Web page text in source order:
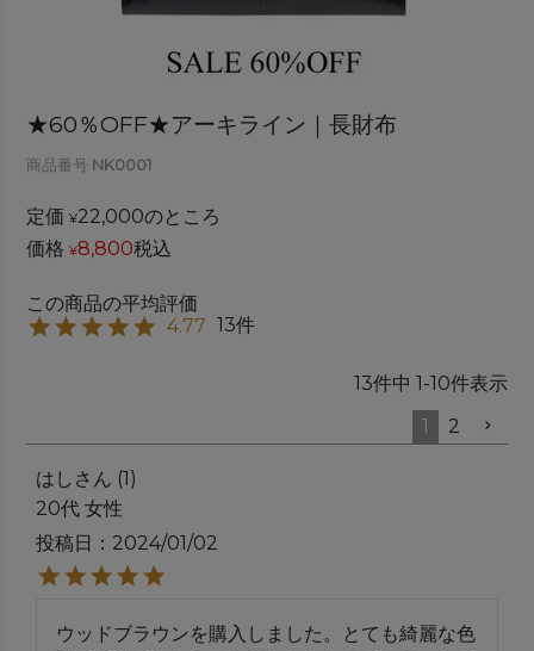
★60％OFF★アーキライン｜長財布
商品番号 NK0001
定価 ¥22,000のところ
価格 ¥8,800税込
4.77 13
13件中 1-10件表示
1
2
はし
1
20代 女性
投稿日
2024/01/02
ウッドブラウンを購入しました。とても綺麗な色